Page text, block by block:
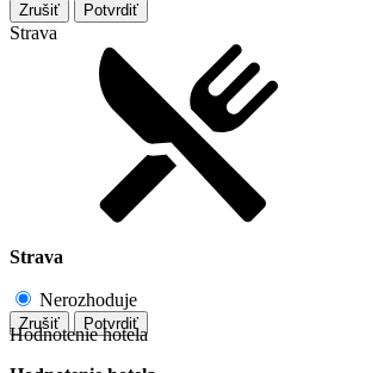
Zrušiť Potvrdiť
Strava
Strava
Nerozhoduje
Zrušiť Potvrdiť
Hodnotenie hotela